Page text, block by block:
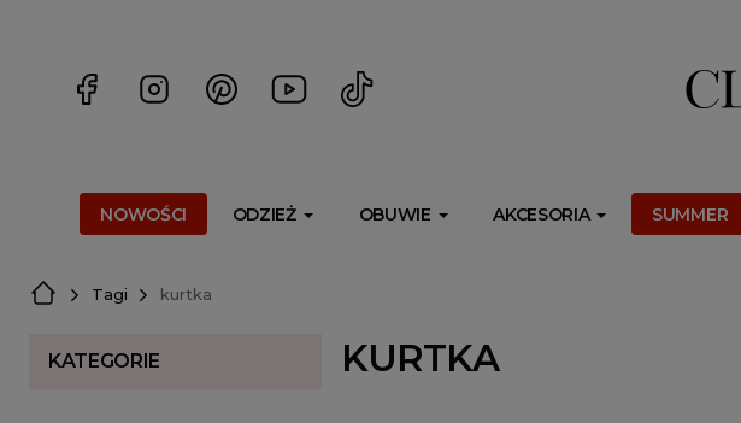
NOWOŚCI ODZIEŻ OBUWIE AKCESORIA SUMMER
Tagi kurtka
KATEGORIE KURTKA